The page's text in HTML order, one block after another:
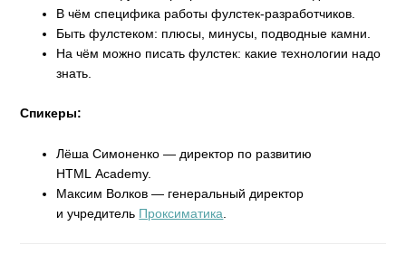
В чём специфика работы фулстек-разработчиков.
Быть фулстеком: плюсы, минусы, подводные камни.
На чём можно писать фулстек: какие технологии надо
знать.
Спикеры:
Лёша Симоненко — директор по развитию
HTML Academy.
Максим Волков — генеральный директор
и учредитель Проксиматика